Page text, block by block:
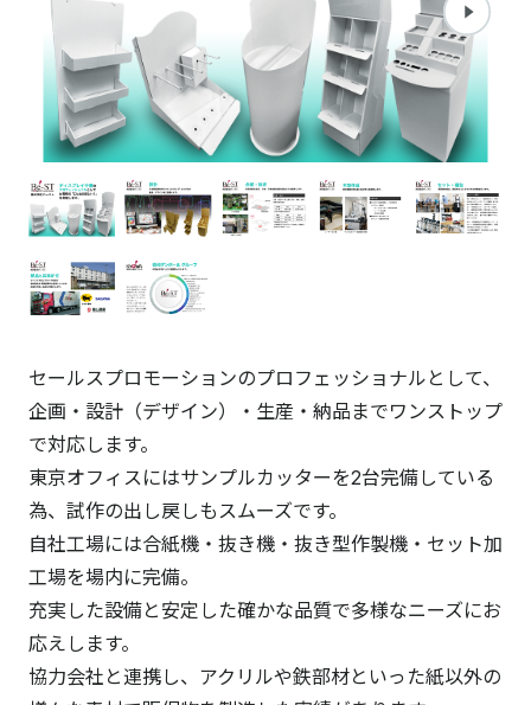
セールスプロモーションのプロフェッショナルとして、
企画・設計（デザイン）・生産・納品までワンストップ
で対応します。
東京オフィスにはサンプルカッターを2台完備している
為、試作の出し戻しもスムーズです。
自社工場には合紙機・抜き機・抜き型作製機・セット加
工場を場内に完備。
充実した設備と安定した確かな品質で多様なニーズにお
応えします。
協力会社と連携し、アクリルや鉄部材といった紙以外の